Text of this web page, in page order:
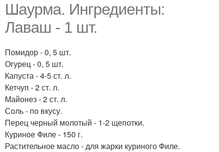
Шаурма. Ингредиенты:
Лаваш - 1 шт.
Помидор - 0, 5 шт.
Огурец - 0, 5 шт.
Капуста - 4-5 ст. л.
Кетчуп - 2 ст. л.
Майонез - 2 ст. л.
Соль - по вкусу.
Перец черный молотый - 1-2 щепотки.
Куриное Филе - 150 г.
Растительное масло - для жарки куриного Филе.